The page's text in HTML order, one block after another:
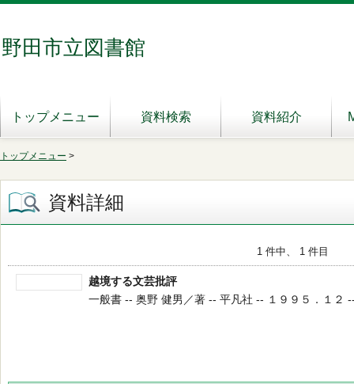
野田市立図書館
トップメニュー 資料検索 資料紹介
トップメニュー >
資料詳細
1 件中、 1 件目
越境する文芸批評
一般書 -- 奥野 健男／著 -- 平凡社 -- １９９５．１２